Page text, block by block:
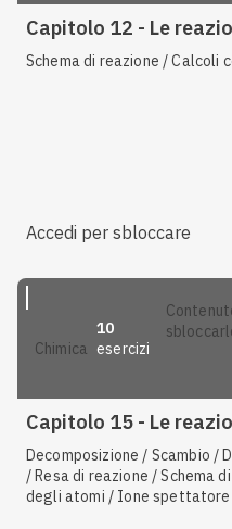
Capitolo 12 - Le
Schema di reazione / Calcoli
Accedi per sbloccare
chimica
10
esercizi
contenuto riservato: accedi per
Capitolo 15 - Le
Decomposizione / Scambio /
/ Resa di reazione / Schema
degli atomi / Ione spettatore